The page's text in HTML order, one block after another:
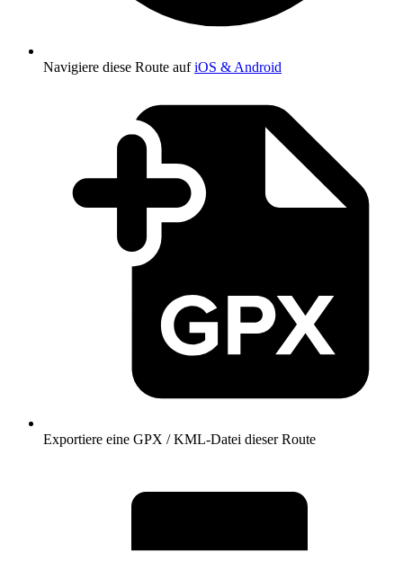
Navigiere diese Route aufiOS & Android
Exportiere eine GPX / KML-Datei dieser Route